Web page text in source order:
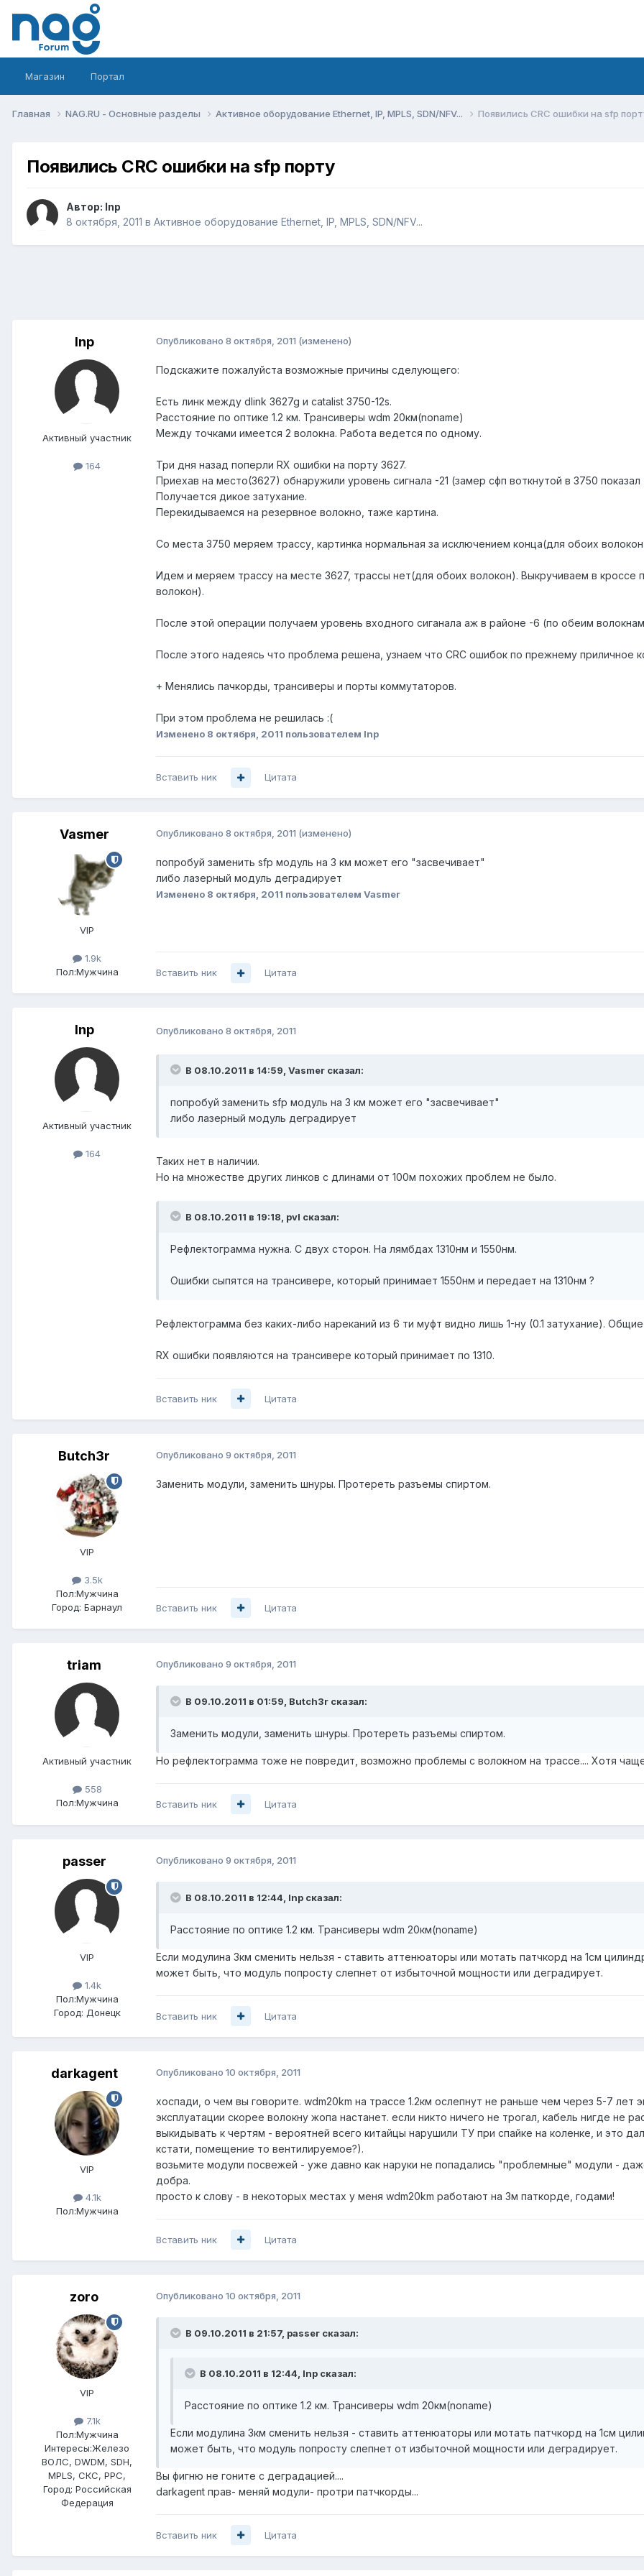
Магазин Портал
Главная NAG.RU - Основные разделы Активное оборудование Ethernet, IP, MPLS, SDN/NFV... Появились CRC ошибки на sfp
Появились CRC ошибки на sfp порту
Автор: Inp
8 октября, 2011 в Активное оборудование Ethernet, IP, MPLS, SDN/NFV...
Inp
Активный участник
164
Опубликовано 8 октября, 2011 (изменено)
Подскажите пожалуйста возможные причины сделующего:
Есть линк между dlink 3627g и catalist 3750-12s.
Расстояние по оптике 1.2 км. Трансиверы wdm 20км(noname)
Между точками имеется 2 волокна. Работа ведется по одному.
Три дня назад поперли RX ошибки на порту 3627.
Приехав на место(3627) обнаружили уровень сигнала -21 (замер сфп воткнутой в 3750 показал
Получается дикое затухание.
Перекидываемся на резервное волокно, таже картина.
Со места 3750 меряем трассу, картинка нормальная за исключением конца(для обоих
Идем и меряем трассу на месте 3627, трассы нет(для обоих волокон). Выкручиваем в кроссе
волокон).
После этой операции получаем уровень входного сиганала аж в районе -6 (по обеим
После этого надеясь что проблема решена, узнаем что CRC ошибок по прежнему приличное
+ Менялись пачкорды, трансиверы и порты коммутаторов.
При этом проблема не решилась :(
Изменено 8 октября, 2011 пользователем Inp
Вставить ник Цитата
Vasmer
VIP
1.9k
Пол:Мужчина
Опубликовано 8 октября, 2011 (изменено)
попробуй заменить sfp модуль на 3 км может его "засвечивает"
либо лазерный модуль деградирует
Изменено 8 октября, 2011 пользователем Vasmer
Вставить ник Цитата
Inp
Активный участник
164
Опубликовано 8 октября, 2011
В 08.10.2011 в 14:59, Vasmer сказал:
попробуй заменить sfp модуль на 3 км может его "засвечивает"
либо лазерный модуль деградирует
Таких нет в наличии.
Но на множестве других линков с длинами от 100м похожих проблем не было.
В 08.10.2011 в 19:18, pvl сказал:
Рефлектограмма нужна. С двух сторон. На лямбдах 1310нм и 1550нм.
Ошибки сыпятся на трансивере, который принимает 1550нм и передает на 1310нм ?
Рефлектограмма без каких-либо нареканий из 6 ти муфт видно лишь 1-ну (0.1 затухание).
RX ошибки появляются на трансивере который принимает по 1310.
Вставить ник Цитата
Butch3r
VIP
3.5k
Пол:Мужчина
Город: Барнаул
Опубликовано 9 октября, 2011
Заменить модули, заменить шнуры. Протереть разъемы спиртом.
Вставить ник Цитата
triam
Активный участник
558
Пол:Мужчина
Опубликовано 9 октября, 2011
В 09.10.2011 в 01:59, Butch3r сказал:
Заменить модули, заменить шнуры. Протереть разъемы спиртом.
Но рефлектограмма тоже не повредит, возможно проблемы с волокном на трассе.... Хотя
Вставить ник Цитата
passer
VIP
1.4k
Пол:Мужчина
Город: Донецк
Опубликовано 9 октября, 2011
В 08.10.2011 в 12:44, Inp сказал:
Расстояние по оптике 1.2 км. Трансиверы wdm 20км(noname)
Если модулина 3км сменить нельзя - ставить аттенюаторы или мотать патчкорд на 1см
может быть, что модуль попросту слепнет от избыточной мощности или деградирует.
Вставить ник Цитата
darkagent
VIP
4.1k
Пол:Мужчина
Опубликовано 10 октября, 2011
хоспади, о чем вы говорите. wdm20km на трассе 1.2км ослепнут не раньше чем через 5-7 лет
эксплуатации скорее волокну жопа настанет. если никто ничего не трогал, кабель нигде не
выкидывать к чертям - вероятней всего китайцы нарушили ТУ при спайке на коленке, и это
кстати, помещение то вентилируемое?).
возьмите модули посвежей - уже давно как наруки не попадались "проблемные" модули -
добра.
просто к слову - в некоторых местах у меня wdm20km работают на 3м паткорде, годами!
Вставить ник Цитата
zoro
VIP
7.1k
Пол:Мужчина
Интересы:Железо
ВОЛС, DWDM, SDH,
MPLS, СКС, РРС,
Город: Российская
Федерация
Опубликовано 10 октября, 2011
В 09.10.2011 в 21:57, passer сказал:
В 08.10.2011 в 12:44, Inp сказал:
Расстояние по оптике 1.2 км. Трансиверы wdm 20км(noname)
Если модулина 3км сменить нельзя - ставить аттенюаторы или мотать патчкорд на 1см
может быть, что модуль попросту слепнет от избыточной мощности или деградирует.
Вы фигню не гоните с деградацией....
darkagent прав- меняй модули- протри патчкорды...
Вставить ник Цитата